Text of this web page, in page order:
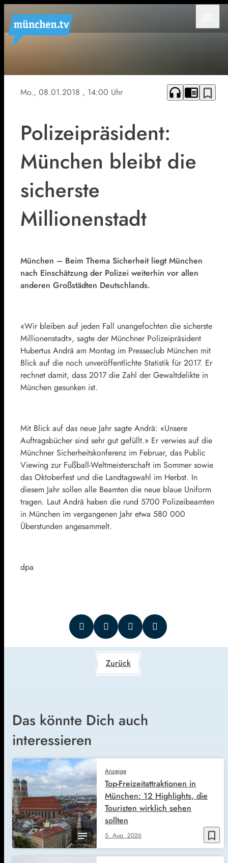
Mo., 08.01.2018 , 14:00 Uhr headphones chrome_reader_mode bookmark_border
Polizeipräsident:
München bleibt die
sicherste
Millionenstadt
München – Beim Thema Sicherheit liegt München
nach Einschätzung der Polizei weiterhin vor allen
anderen Großstädten Deutschlands.
«Wir bleiben auf jeden Fall unangefochten die sicherste
Millionenstadt», sagte der Münchner Polizeipräsident
Hubertus Andrä am Montag im Presseclub München mit
Blick auf die noch unveröffentlichte Statistik für 2017. Er
rechnet damit, dass 2017 die Zahl der Gewaltdelikte in
München gesunken ist.
Mit Blick auf das neue Jahr sagte Andrä: «Unsere
Auftragsbücher sind sehr gut gefüllt.» Er verwies auf die
Münchner Sicherheitskonferenz im Februar, das Public
Viewing zur Fußball-Weltmeisterschaft im Sommer sowie
das Oktoberfest und die Landtagswahl im Herbst. In
diesem Jahr sollen alle Beamten die neue blaue Uniform
tragen. Laut Andrä haben die rund 5700 Polizeibeamten
in München im vergangenen Jahr etwa 580 000
Überstunden angesammelt.
dpa
Zurück
Das könnte Dich auch
interessieren
bookmark_border
Anzeige
5. Aug. 2026
Top-Freizeitattraktionen in
München: 12 Highlights, die
Touristen wirklich sehen
sollten